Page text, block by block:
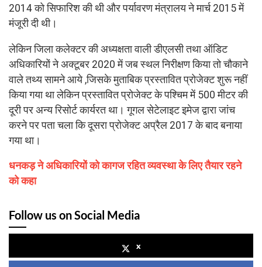
2014 को सिफारिश की थी और पर्यावरण मंत्रालय ने मार्च 2015 में
मंजूरी दी थी।
लेकिन जिला कलेक्टर की अध्यक्षता वाली डीएलसी तथा ऑडिट
अधिकारियों ने अक्टूबर 2020 में जब स्थल निरीक्षण किया तो चौकाने
वाले तथ्य सामने आये ,जिसके मुताबिक प्रस्तावित प्रोजेक्ट शुरू नहीं
किया गया था लेकिन प्रस्तावित प्रोजेक्ट के पश्चिम में 500 मीटर की
दूरी पर अन्य रिसोर्ट कार्यरत था। गूगल सेटेलाइट इमेज द्वारा जांच
करने पर पता चला कि दूसरा प्रोजेक्ट अप्रैल 2017 के बाद बनाया
गया था।
धनकड़ ने अधिकारियों को कागज रहित व्यवस्था के लिए तैयार रहने
को कहा
Follow us on Social Media
x